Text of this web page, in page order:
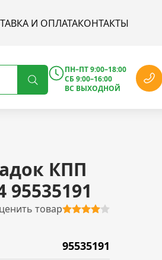
И ОПЛАТАКОНТАКТЫ
ПН–ПТ 9:00–18:00
СБ 9:00–16:00
ВС ВЫХОДНОЙ
КПП
95535191
товар
95535191